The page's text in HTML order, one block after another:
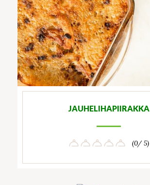
JAUHELIHAPIIRAKKA
(0/ 5)